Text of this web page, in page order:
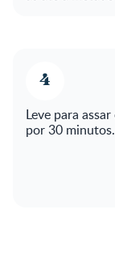
Leve para
por 30 minutos.